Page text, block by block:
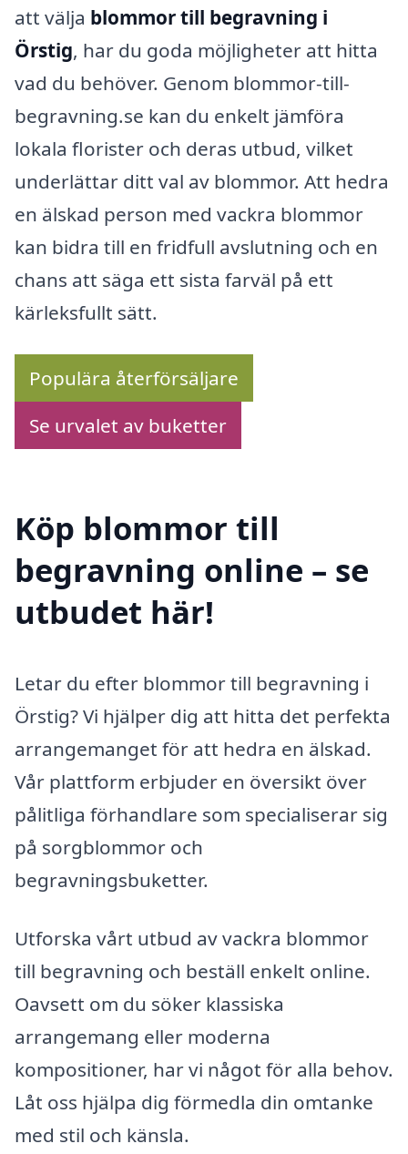
att välja blommor till begravning i
Örstig, har du goda möjligheter att hitta
vad du behöver. Genom blommor-till-
begravning.se kan du enkelt jämföra
lokala florister och deras utbud, vilket
underlättar ditt val av blommor. Att hedra
en älskad person med vackra blommor
kan bidra till en fridfull avslutning och en
chans att säga ett sista farväl på ett
kärleksfullt sätt.
Populära återförsäljare
Se urvalet av buketter
Köp blommor till
begravning online – se
utbudet här!
Letar du efter blommor till begravning i
Örstig? Vi hjälper dig att hitta det perfekta
arrangemanget för att hedra en älskad.
Vår plattform erbjuder en översikt över
pålitliga förhandlare som specialiserar sig
på sorgblommor och
begravningsbuketter.
Utforska vårt utbud av vackra blommor
till begravning och beställ enkelt online.
Oavsett om du söker klassiska
arrangemang eller moderna
kompositioner, har vi något för alla behov.
Låt oss hjälpa dig förmedla din omtanke
med stil och känsla.